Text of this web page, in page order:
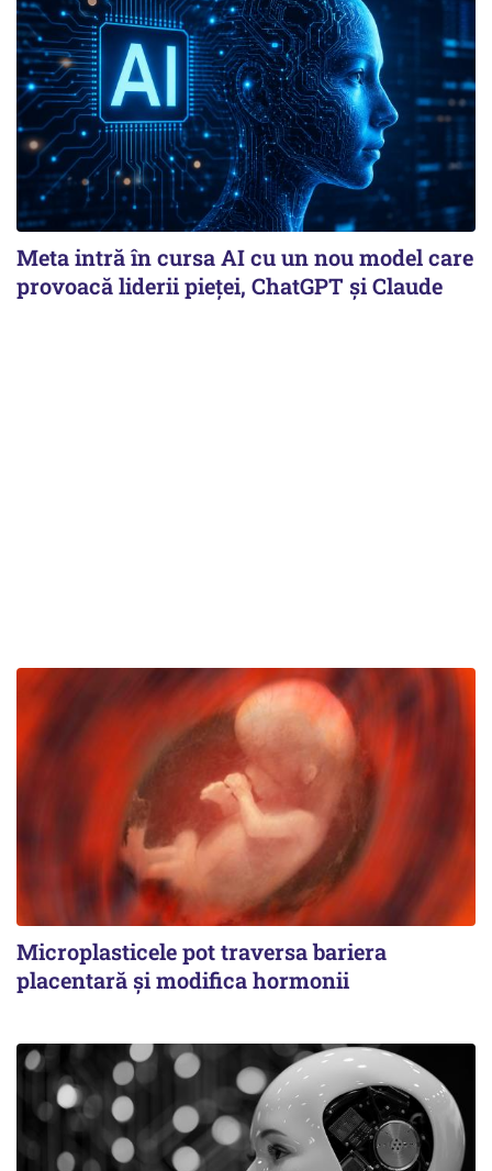
Meta intră în cursa AI cu un nou model care
provoacă liderii pieței, ChatGPT și Claude
Microplasticele pot traversa bariera
placentară și modifica hormonii